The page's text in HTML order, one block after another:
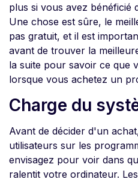
plus si vous avez bénéficié
Une chose est sûre, le
pas gratuit, et il est
avant de trouver la
la suite pour savoir ce que
lorsque vous achetez un
Charge du
Avant de décider d'un
utilisateurs sur les
envisagez pour voir dans
ralentit votre ordinateur.